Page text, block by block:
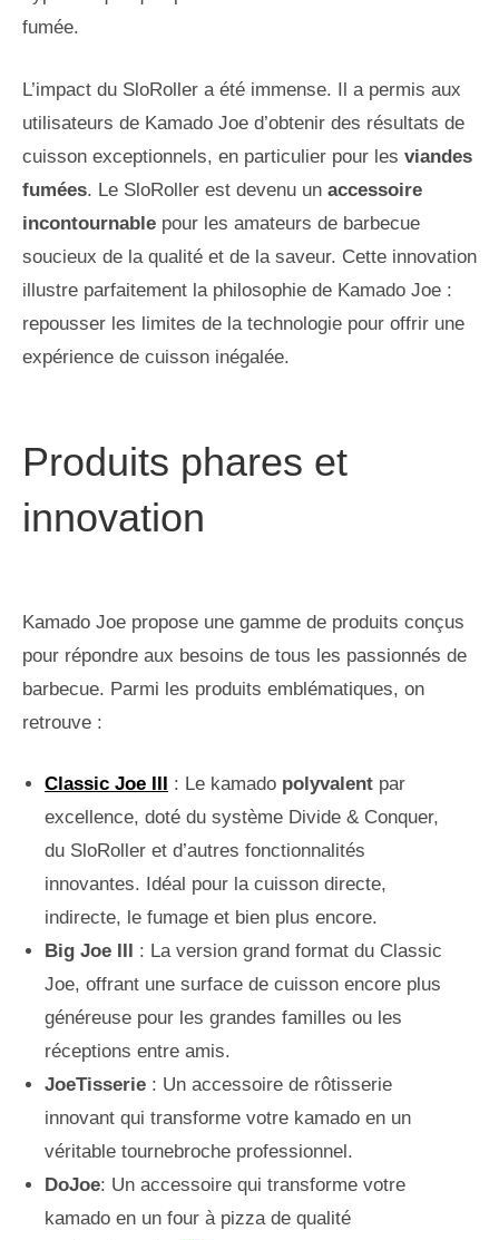
fumée.
L’impact du SloRoller a été immense. Il a permis aux
utilisateurs de Kamado Joe d’obtenir des résultats de
cuisson exceptionnels, en particulier pour les viandes
fumées. Le SloRoller est devenu un accessoire
incontournable pour les amateurs de barbecue
soucieux de la qualité et de la saveur. Cette innovation
illustre parfaitement la philosophie de Kamado Joe :
repousser les limites de la technologie pour offrir une
expérience de cuisson inégalée.
Produits phares et
innovation
Kamado Joe propose une gamme de produits conçus
pour répondre aux besoins de tous les passionnés de
barbecue. Parmi les produits emblématiques, on
retrouve :
Classic Joe III : Le kamado polyvalent par
excellence, doté du système Divide & Conquer,
du SloRoller et d’autres fonctionnalités
innovantes. Idéal pour la cuisson directe,
indirecte, le fumage et bien plus encore.
Big Joe III
: La version grand format du Classic
Joe, offrant une surface de cuisson encore plus
généreuse pour les grandes familles ou les
réceptions entre amis.
JoeTisserie : Un accessoire de rôtisserie
innovant qui transforme votre kamado en un
véritable tournebroche professionnel.
DoJoe: Un accessoire qui transforme votre
kamado en un four à pizza de qualité